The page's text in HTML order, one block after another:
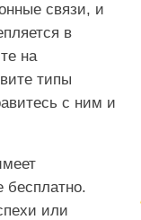
связи, и
в
на
типы
с ним и
бесплатно.
или